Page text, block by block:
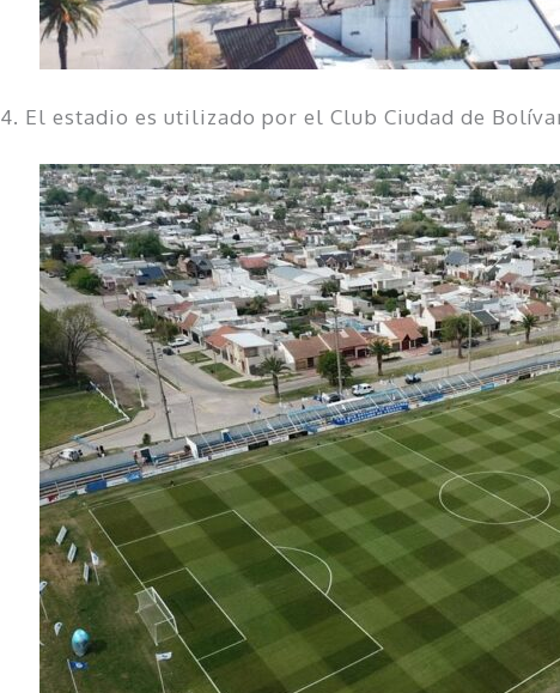
4. El estadio es utilizado por el Club Ciudad de